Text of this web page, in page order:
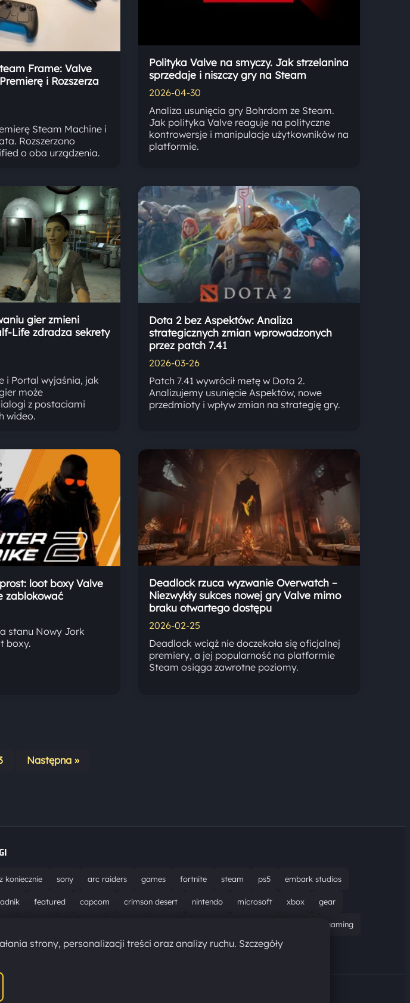
Frame: Valve
i Rozszerza
Steam Machine i
Rozszerzono
o oba urządzenia.
Polityka Valve na smyczy. Jak strzelanina
sprzedaje i niszczy gry na Steam
2026-04-30
Analiza usunięcia gry Bohrdom ze Steam.
Jak polityka Valve reaguje na polityczne
kontrowersje i manipulacje użytkowników na
platformie.
gier zmieni
Life zdradza sekrety
i Portal wyjaśnia, jak
może
z postaciami
wideo.
Dota 2 bez Aspektów: Analiza
strategicznych zmian wprowadzonych
przez patch 7.41
2026-03-26
Patch 7.41 wywrócił metę w Dota 2.
Analizujemy usunięcie Aspektów, nowe
przedmioty i wpływ zmian na strategię gry.
loot boxy Valve
zablokować
stanu Nowy Jork
boxy.
Deadlock rzuca wyzwanie Overwatch –
Niezwykły sukces nowej gry Valve mimo
braku otwartego dostępu
2026-02-25
Deadlock wciąż nie doczekała się oficjalnej
premiery, a jej popularność na platformie
Steam osiąga zawrotne poziomy.
Stronicowanie
Następna »
koniecznie sony arc raiders games fortnite steam ps5 embark studios
featured capcom crimson desert nintendo microsoft xbox gear
gaming
pc epic games hytale
strony, personalizacji treści oraz analizy ruchu. Szczegóły